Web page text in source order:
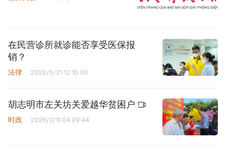
在民营诊所就诊能否享受医保报
销？
法律 2026/5/31 12:15:00
胡志明市左关坊关爱越华贫困户
时政 2026/3/11 04:09:44